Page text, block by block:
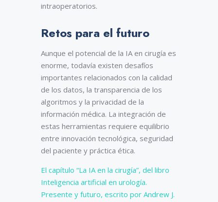
intraoperatorios.
Retos para el futuro
Aunque el potencial de la IA en cirugía es
enorme, todavía existen desafíos
importantes relacionados con la calidad
de los datos, la transparencia de los
algoritmos y la privacidad de la
información médica. La integración de
estas herramientas requiere equilibrio
entre innovación tecnológica, seguridad
del paciente y práctica ética.
El capítulo “La IA en la cirugía”, del libro
Inteligencia artificial en urología.
Presente y futuro, escrito por Andrew J.